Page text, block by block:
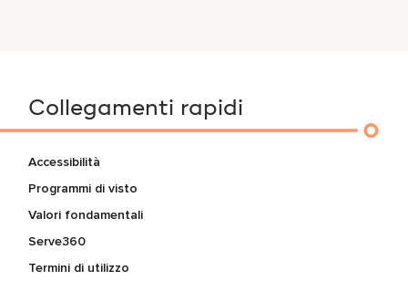
Collegamenti rapidi
Accessibilità
Programmi di visto
Valori fondamentali
Serve360
Termini di utilizzo